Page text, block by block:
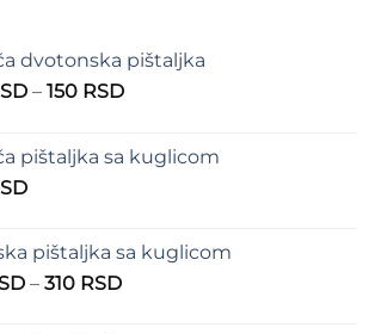
dvotonska pištaljka
– 150 RSDRaspon
100 RSD
pištaljka sa kuglicom
pištaljka sa kuglicom
– 310 RSDRaspon